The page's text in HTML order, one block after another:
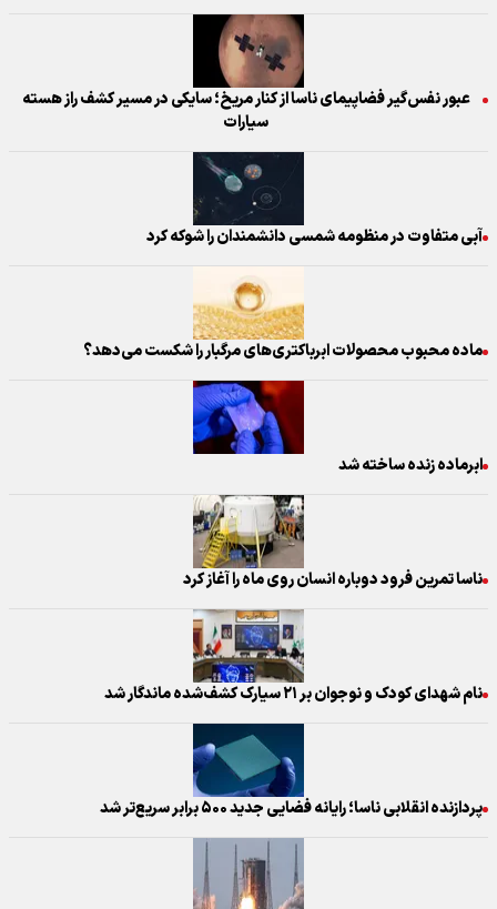
عبور نفس‌گیر فضاپیمای ناسا از کنار مریخ؛ سایکی در مسیر کشف راز هسته
سیارات
آبی متفاوت در منظومه شمسی دانشمندان را شوکه کرد
ماده محبوب محصولات ابر‌باکتری‌های مرگبار را شکست می‌دهد؟
ابرماده زنده ساخته شد
ناسا تمرین فرود دوباره انسان روی ماه را آغاز کرد
نام شهدای کودک و نوجوان بر ۲۱ سیارک کشف‌شده ماندگار شد
پردازنده انقلابی ناسا؛ رایانه فضایی جدید ۵۰۰ برابر سریع‌تر شد